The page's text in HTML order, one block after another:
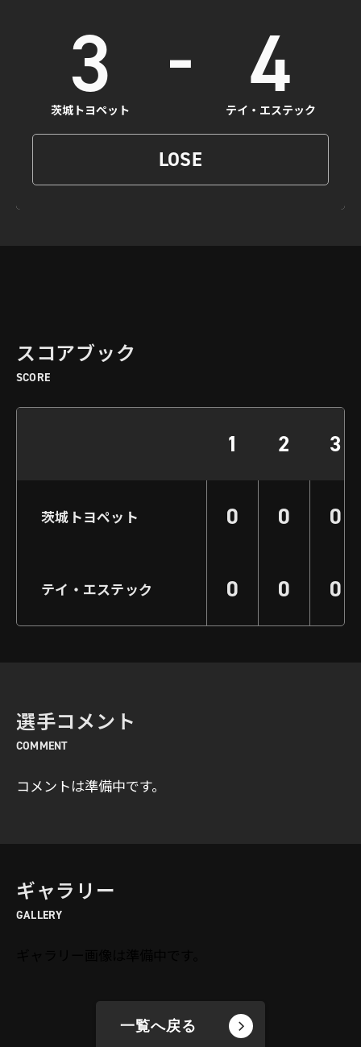
茨城トヨペット
3 - 4
テイ・エステック
LOSE
スコアブック
SCORE
1 2 3
茨城トヨペット 0 0 0
テイ・エステック 0 0 0
選手コメント
COMMENT
コメントは準備中です。
ギャラリー
GALLERY
一覧へ戻る